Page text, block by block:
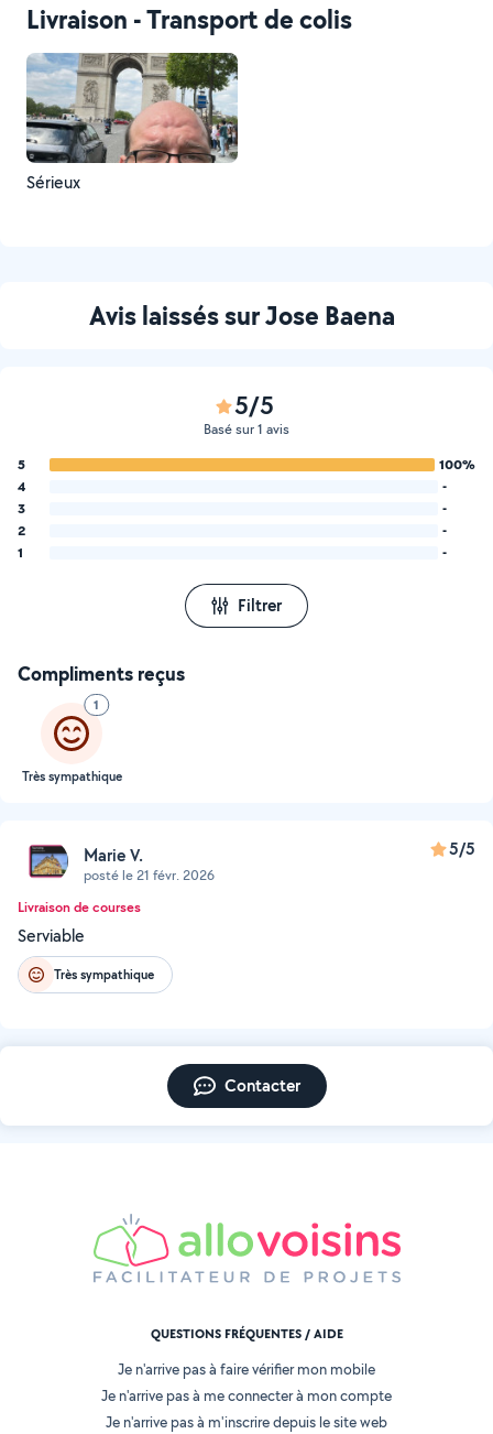
Livraison - Transport de colis
Sérieux
Avis laissés sur Jose Baena
5/5
Basé sur 1 avis
5
100%
4
-
3
-
2
-
1
-
Filtrer
Compliments reçus
1
Très sympathique
Marie V.
posté le 21 févr. 2026
5/5
Livraison de courses
Serviable
Très sympathique
Contacter
QUESTIONS FRÉQUENTES / AIDE
Je n'arrive pas à faire vérifier mon mobile
Je n'arrive pas à me connecter à mon compte
Je n'arrive pas à m'inscrire depuis le site web